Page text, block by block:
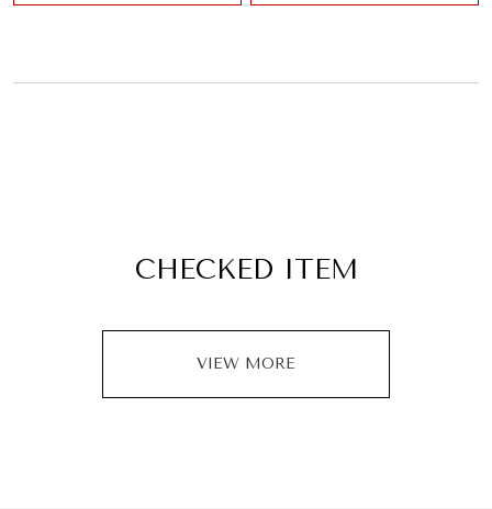
CHECKED ITEM
VIEW MORE